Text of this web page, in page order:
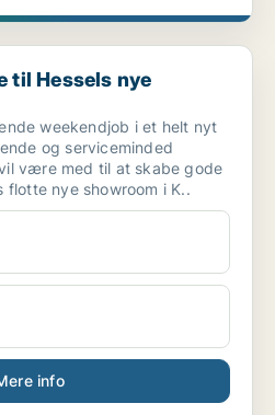
nye afdeling i Køge
til Hessels nye
weekendjob i et helt nyt
og serviceminded
være med til at skabe gode
flotte nye showroom i K..
info